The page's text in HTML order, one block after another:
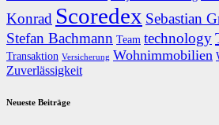
Konrad Scoredex Sebastian
Stefan Bachmann Team technology
Transaktion Versicherung Wohnimmobilien
Zuverlässigkeit
Neueste Beiträge